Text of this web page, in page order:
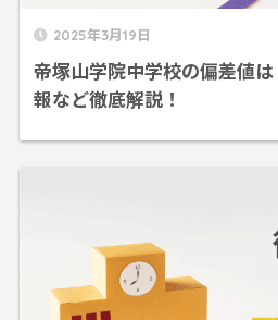
2025年3月19日
帝塚山学院中学校の偏差値
報など徹底解説！